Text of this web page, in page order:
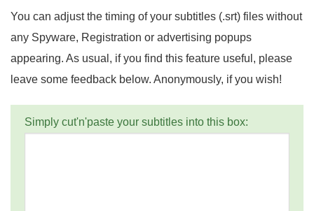
You can adjust the timing of your subtitles (.srt) files without
any Spyware, Registration or advertising popups
appearing. As usual, if you find this feature useful, please
leave some feedback below. Anonymously, if you wish!
Simply cut'n'paste your subtitles into this box: